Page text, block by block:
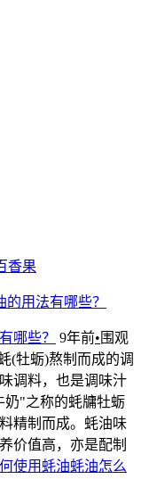
香果
哪些？ 9年前• 围观
蛎)熬制而成的调
调料，也是调味汁
奶"之称的蚝牗牡蛎
精制而成。蚝油味
价值高，亦是配制
使用蚝油蚝油怎么